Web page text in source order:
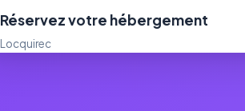
Réservez votre hébergement
Locquirec